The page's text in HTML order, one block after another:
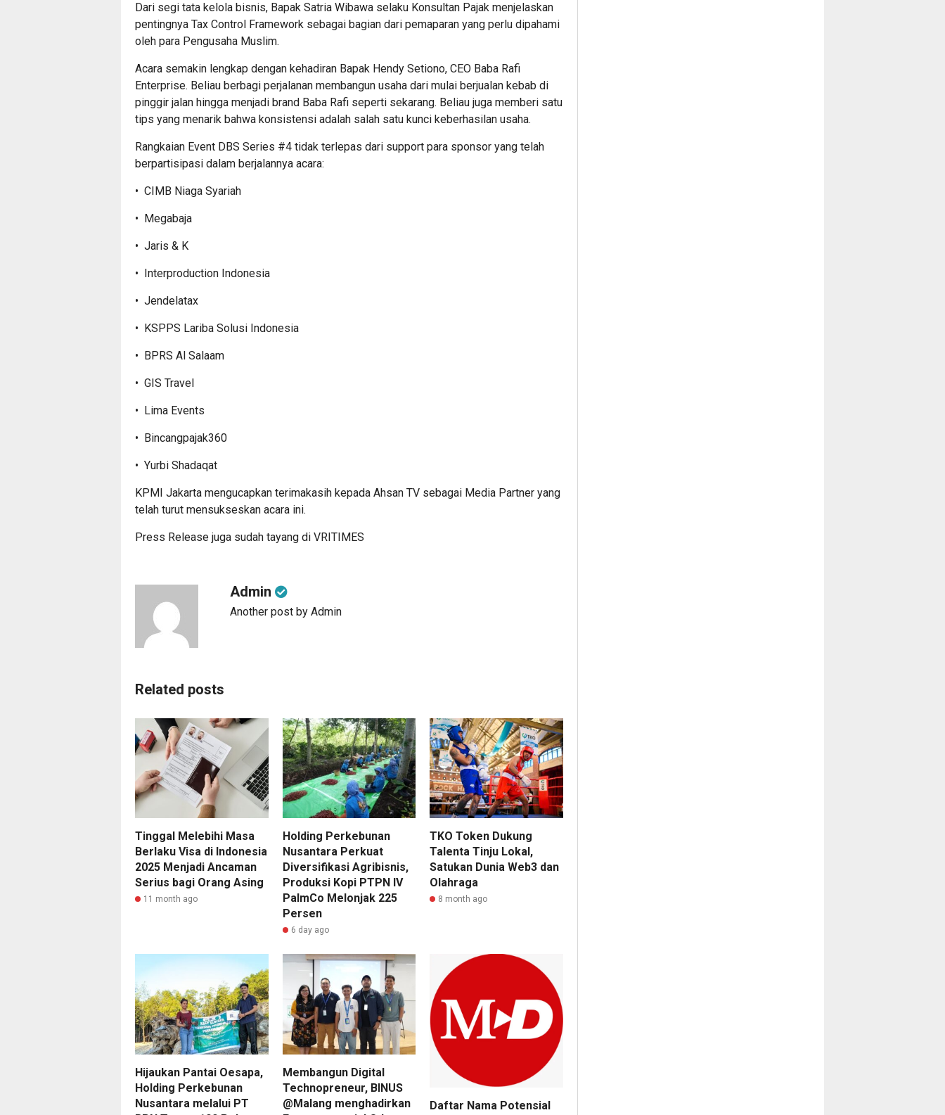
Dari segi tata kelola bisnis, Bapak Satria Wibawa selaku Konsultan Pajak menjelaskan
pentingnya Tax Control Framework sebagai bagian dari pemaparan yang perlu dipahami
oleh para Pengusaha Muslim.
Acara semakin lengkap dengan kehadiran Bapak Hendy Setiono, CEO Baba Rafi
Enterprise. Beliau berbagi perjalanan membangun usaha dari mulai berjualan kebab di
pinggir jalan hingga menjadi brand Baba Rafi seperti sekarang. Beliau juga memberi satu
tips yang menarik bahwa konsistensi adalah salah satu kunci keberhasilan usaha.
Rangkaian Event DBS Series #4 tidak terlepas dari support para sponsor yang telah
berpartisipasi dalam berjalannya acara:
• CIMB Niaga Syariah
• Megabaja
• Jaris & K
• Interproduction Indonesia
• Jendelatax
• KSPPS Lariba Solusi Indonesia
• BPRS Al Salaam
• GIS Travel
• Lima Events
• Bincangpajak360
• Yurbi Shadaqat
KPMI Jakarta mengucapkan terimakasih kepada Ahsan TV sebagai Media Partner yang
telah turut mensukseskan acara ini.
Press Release juga sudah tayang di VRITIMES
Admin
Another post by Admin
Related posts
Tinggal Melebihi Masa
Berlaku Visa di Indonesia
2025 Menjadi Ancaman
Serius bagi Orang Asing
11 month ago
Holding Perkebunan
Nusantara Perkuat
Diversifikasi Agribisnis,
Produksi Kopi PTPN IV
PalmCo Melonjak 225
Persen
6 day ago
TKO Token Dukung
Talenta Tinju Lokal,
Satukan Dunia Web3 dan
Olahraga
8 month ago
Hijaukan Pantai Oesapa,
Holding Perkebunan
Nusantara melalui PT
Membangun Digital
Technopreneur, BINUS
@Malang menghadirkan
Daftar Nama Potensial